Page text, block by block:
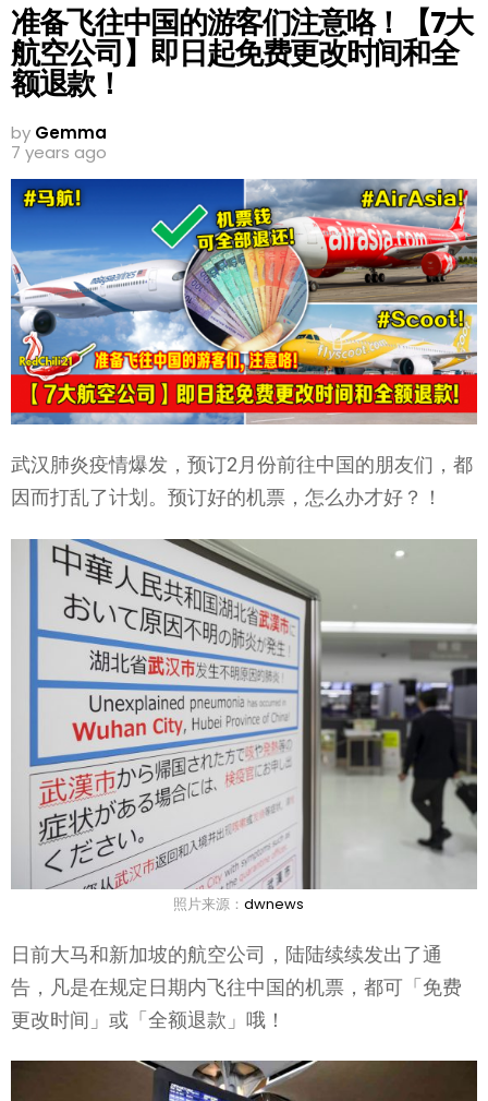
准备飞往中国的游客们注意咯！【7大
航空公司】即日起免费更改时间和全
额退款！
by Gemma
7 years ago
武汉肺炎疫情爆发，预订2月份前往中国的朋友们，都
因而打乱了计划。预订好的机票，怎么办才好？！
照片来源： dwnews
日前大马和新加坡的航空公司，陆陆续续发出了通
告，凡是在规定日期内飞往中国的机票，都可「免费
更改时间」或「全额退款」哦！